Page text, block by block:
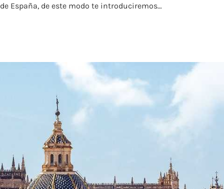
de España, de este modo te introduciremos…